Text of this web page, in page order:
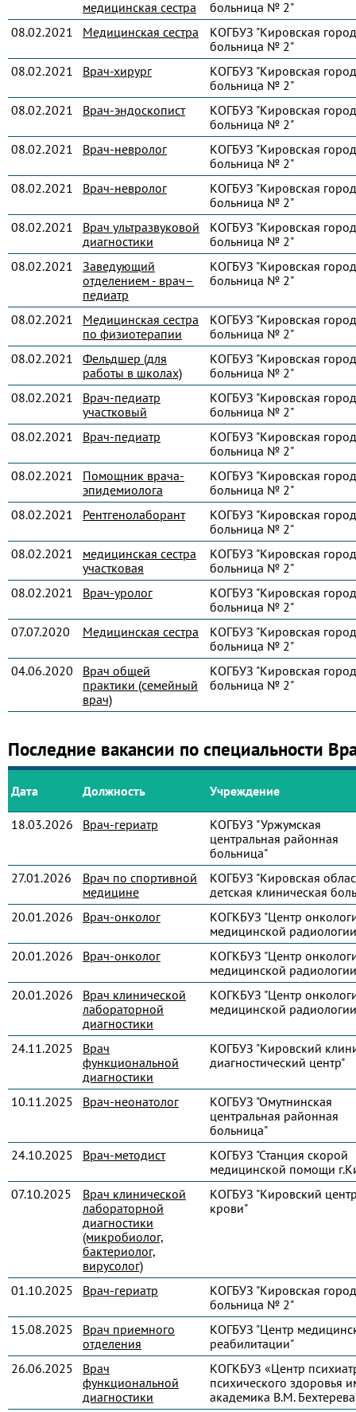
медицинская сестра
больница № 2"
08.02.2021
Медицинская сестра
КОГБУЗ "Кировская
больница № 2"
08.02.2021
Врач-хирург
КОГБУЗ "Кировская
больница № 2"
08.02.2021
Врач-эндоскопист
КОГБУЗ "Кировская
больница № 2"
08.02.2021
Врач-невролог
КОГБУЗ "Кировская
больница № 2"
08.02.2021
Врач-невролог
КОГБУЗ "Кировская
больница № 2"
08.02.2021
Врач ультразвуковой
диагностики
КОГБУЗ "Кировская
больница № 2"
08.02.2021
Заведующий
отделением - врач–
педиатр
КОГБУЗ "Кировская
больница № 2"
08.02.2021
Медицинская сестра
по физиотерапии
КОГБУЗ "Кировская
больница № 2"
08.02.2021
Фельдшер (для
работы в школах)
КОГБУЗ "Кировская
больница № 2"
08.02.2021
Врач-педиатр
участковый
КОГБУЗ "Кировская
больница № 2"
08.02.2021
Врач-педиатр
КОГБУЗ "Кировская
больница № 2"
08.02.2021
Помощник врача-
эпидемиолога
КОГБУЗ "Кировская
больница № 2"
08.02.2021
Рентгенолаборант
КОГБУЗ "Кировская
больница № 2"
08.02.2021
медицинская сестра
участковая
КОГБУЗ "Кировская
больница № 2"
08.02.2021
Врач-уролог
КОГБУЗ "Кировская
больница № 2"
07.07.2020
Медицинская сестра
КОГБУЗ "Кировская
больница № 2"
04.06.2020
Врач общей
практики (семейный
врач)
КОГБУЗ "Кировская
больница № 2"
Последние вакансии по специальности
Дата Должность Учреждение
18.03.2026 Врач-гериатр
КОГБУЗ "Уржумская
центральная районная
больница"
27.01.2026
Врач по спортивной
медицине
КОГБУЗ "Кировская
детская клиническая
20.01.2026
Врач-онколог
КОГКБУЗ "Центр
медицинской
20.01.2026
Врач-онколог
КОГКБУЗ "Центр
медицинской
20.01.2026
Врач клинической
лабораторной
диагностики
КОГКБУЗ "Центр
медицинской
24.11.2025
Врач
функциональной
диагностики
КОГБУЗ "Кировский
диагностический центр"
10.11.2025 Врач-неонатолог
КОГБУЗ "Омутнинская
центральная районная
больница"
24.10.2025
Врач-методист
КОГБУЗ "Станция скорой
медицинской помощи
07.10.2025
Врач клинической
лабораторной
диагностики
(микробиолог,
бактериолог,
вирусолог)
КОГБУЗ "Кировский
крови"
01.10.2025 Врач-гериатр
КОГБУЗ "Кировская
больница № 2"
15.08.2025
Врач приемного
отделения
КОГБУЗ "Центр
реабилитации"
26.06.2025
Врач
функциональной
диагностики
КОГКБУЗ «Центр
психического здоровья
академика В.М.